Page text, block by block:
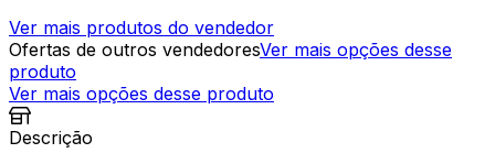
Ver mais produtos do vendedor
Ofertas de outros vendedoresVer mais opções desse
produto
Ver mais opções desse produto
Descrição